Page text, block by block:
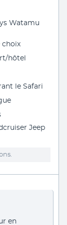
Watamu
choix
hôtel
le Safari
Jeep
en